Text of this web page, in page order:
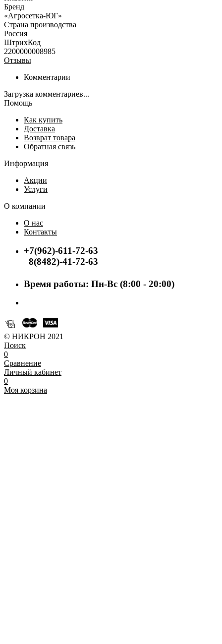
Бренд
«Агросетка-ЮГ»
Страна производства
Россия
ШтрихКод
2200000008985
Отзывы
Комментарии
Загрузка комментариев...
Помощь
Как купить
Доставка
Возврат товара
Обратная связь
Информация
Акции
Услуги
О компании
О нас
Контакты
+7(962)-611-72-63
8(8482)-41-72-63
Время работы: Пн-Вс (8:00 - 20:00)
© НИКРОН 2021
Поиск
0
Сравнение
Личный кабинет
0
Моя корзина